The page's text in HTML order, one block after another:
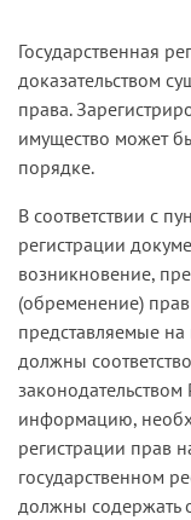
Государственная
доказательством
права.
имущество может
порядке.
В соответствии с
регистрации
возникновение,
(обременение)
представляемые
должны
информацию,
регистрации прав
государственном
должны содержать